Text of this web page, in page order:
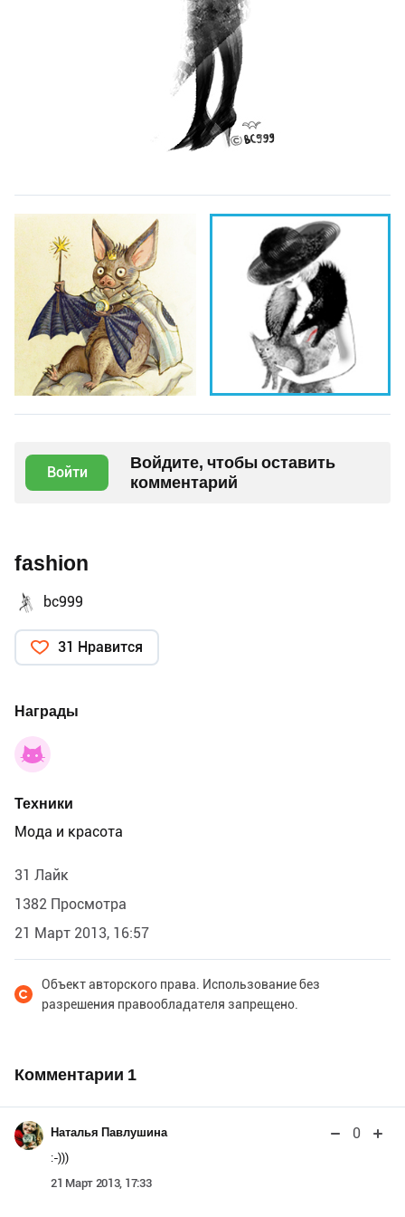
Войти
Войдите, чтобы оставить
комментарий
fashion
bc999
31 Нравится
Награды
Техники
Мода и красота
31 Лайк
1382 Просмотра
21 Март 2013, 16:57
Объект авторского права. Использование без
разрешения правообладателя запрещено.
Комментарии 1
Наталья Павлушина 0
:-)))
21 Март 2013, 17:33